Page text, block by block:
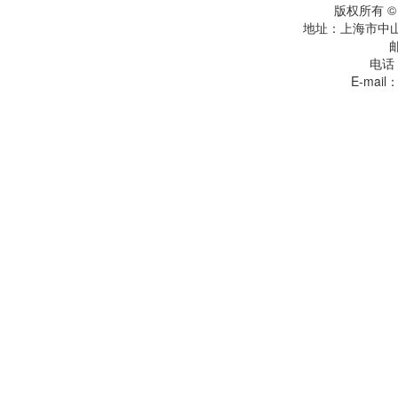
版权所有
地址：上海市
电
E-mail